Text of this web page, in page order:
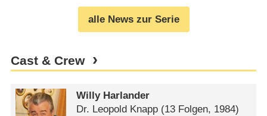
alle News zur Serie
Cast & Crew
Willy Harlander
Dr. Leopold Knapp (13 Folgen, 1984)